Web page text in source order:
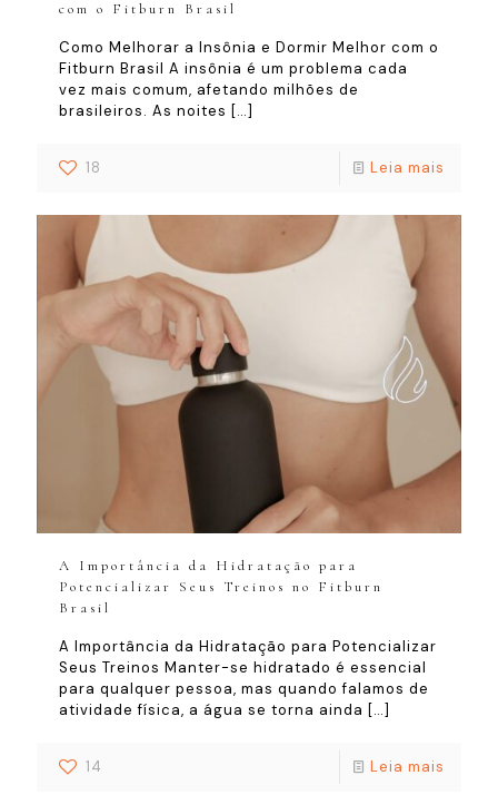
com o Fitburn Brasil
Como Melhorar a Insônia e Dormir Melhor com o
Fitburn Brasil A insônia é um problema cada
vez mais comum, afetando milhões de
brasileiros. As noites […]
18 Leia mais
A Importância da Hidratação para
Potencializar Seus Treinos no Fitburn
Brasil
A Importância da Hidratação para Potencializar
Seus Treinos Manter-se hidratado é essencial
para qualquer pessoa, mas quando falamos de
atividade física, a água se torna ainda […]
14 Leia mais